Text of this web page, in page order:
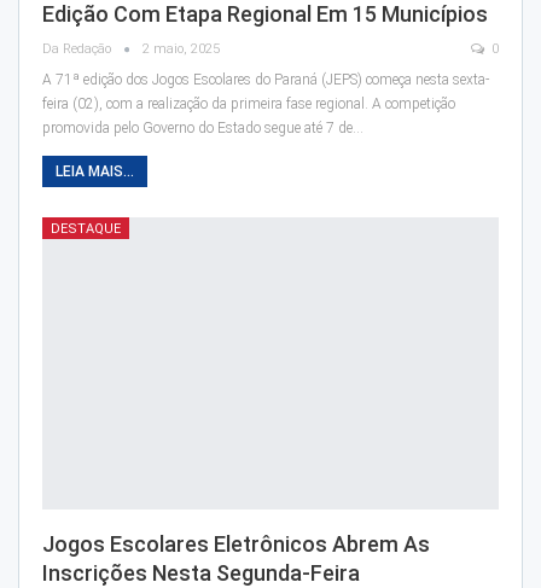
Edição Com Etapa Regional Em 15 Municípios
Da Redação 2 maio, 2025 0
A 71ª edição dos Jogos Escolares do Paraná (JEPS) começa nesta sexta-
feira (02), com a realização da primeira fase regional. A competição
promovida pelo Governo do Estado segue até 7 de…
LEIA MAIS...
DESTAQUE
Jogos Escolares Eletrônicos Abrem As
Inscrições Nesta Segunda-Feira